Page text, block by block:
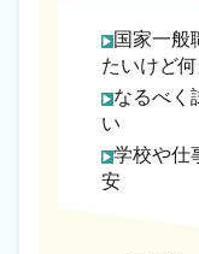
国家一般
たいけど
なるべく
い
学校や仕
安